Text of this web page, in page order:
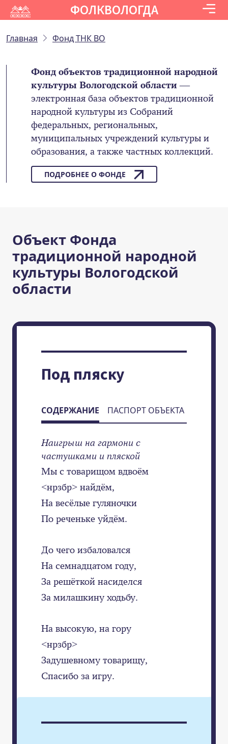
ФОЛКВОЛОГДА
Главная Фонд ТНК ВО
Фонд объектов традиционной народной
культуры Вологодской области—
электронная база объектов традиционной
народной культуры из Собраний
федеральных, региональных,
муниципальных учреждений культуры и
образования, а также частных коллекций.
ПОДРОБНЕЕ О ФОНДЕ
Объект Фонда
традиционной народной
культуры Вологодской
области
Под пляску
СОДЕРЖАНИЕ ПАСПОРТ ОБЪЕКТА
Наигрыш на гармони с
частушками и пляской
Мы с товарищом вдвоём
<нрзбр> найдём,
На весёлые гуляночки
По реченьке уйдём.
До чего избаловался
На семнадцатом году,
За решёткой насиделся
За милашкину ходьбу.
На высокую, на гору
<нрзбр>
Задушевному товарищу,
Спасибо за игру.